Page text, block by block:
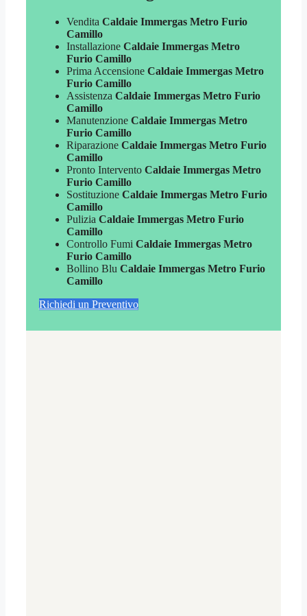
Vendita Caldaie Immergas Metro Furio
Camillo
Installazione Caldaie Immergas Metro
Furio Camillo
Prima Accensione Caldaie Immergas Metro
Furio Camillo
Assistenza Caldaie Immergas Metro Furio
Camillo
Manutenzione Caldaie Immergas Metro
Furio Camillo
Riparazione Caldaie Immergas Metro Furio
Camillo
Pronto Intervento Caldaie Immergas Metro
Furio Camillo
Sostituzione Caldaie Immergas Metro Furio
Camillo
Pulizia Caldaie Immergas Metro Furio
Camillo
Controllo Fumi Caldaie Immergas Metro
Furio Camillo
Bollino Blu Caldaie Immergas Metro Furio
Camillo
Richiedi un Preventivo